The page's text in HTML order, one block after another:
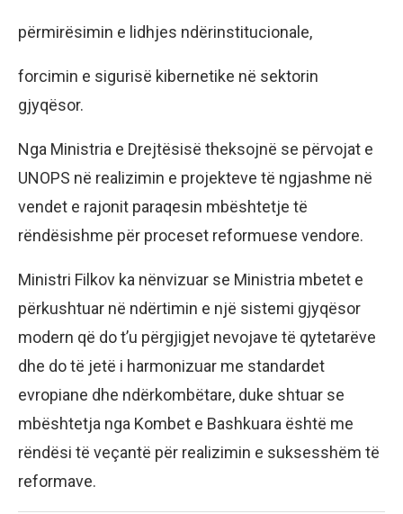
përmirësimin e lidhjes ndërinstitucionale,
forcimin e sigurisë kibernetike në sektorin
gjyqësor.
Nga Ministria e Drejtësisë theksojnë se përvojat e
UNOPS në realizimin e projekteve të ngjashme në
vendet e rajonit paraqesin mbështetje të
rëndësishme për proceset reformuese vendore.
Ministri Filkov ka nënvizuar se Ministria mbetet e
përkushtuar në ndërtimin e një sistemi gjyqësor
modern që do t’u përgjigjet nevojave të qytetarëve
dhe do të jetë i harmonizuar me standardet
evropiane dhe ndërkombëtare, duke shtuar se
mbështetja nga Kombet e Bashkuara është me
rëndësi të veçantë për realizimin e suksesshëm të
reformave.